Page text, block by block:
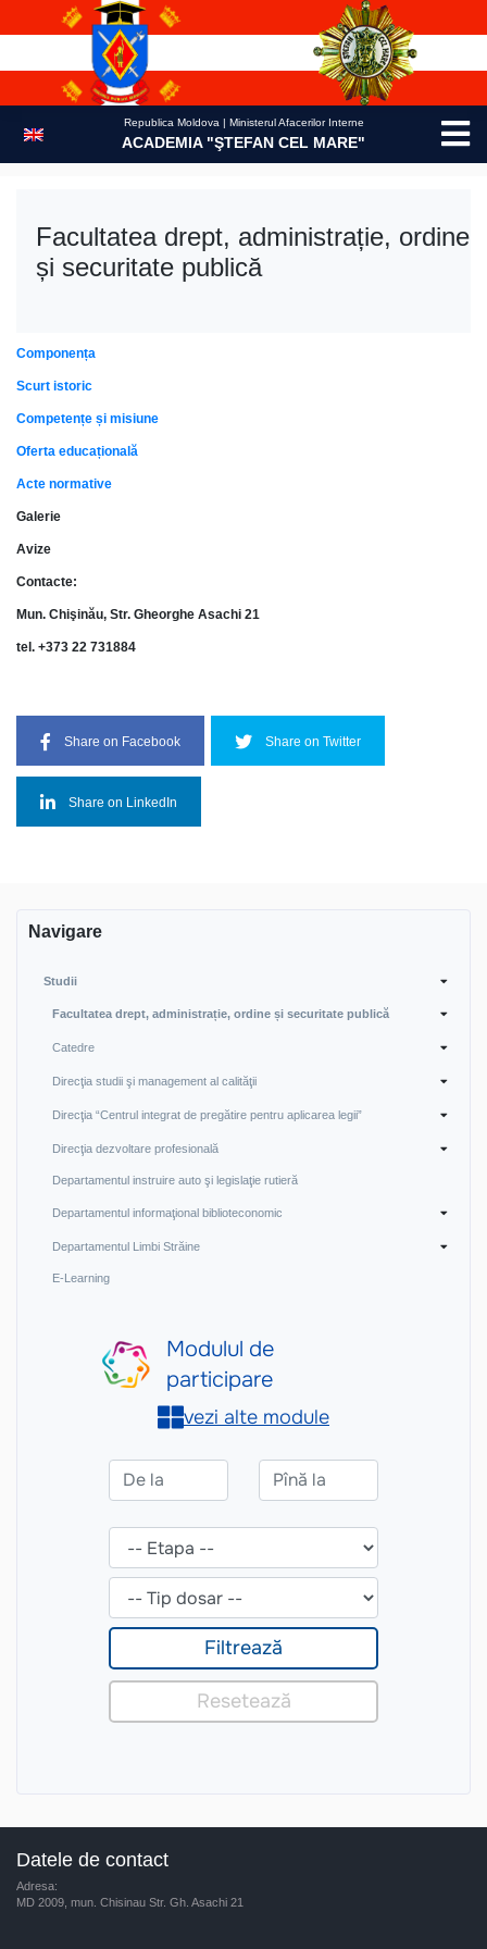
Republica Moldova | Ministerul Afacerilor Interne
ACADEMIA "ŞTEFAN CEL MARE"
Facultatea drept, administrație, ordine
și securitate publică
Componența
Scurt istoric
Competențe și misiune
Oferta educațională
Acte normative
Galerie
Avize
Contacte:
Mun. Chişinău, Str. Gheorghe Asachi 21
tel. +373 22 731884
Share on Facebook Share on Twitter
Share on LinkedIn
Navigare
Studii
Facultatea drept, administrație, ordine și securitate publică
Catedre
Direcţia studii şi management al calităţii
Direcţia “Centrul integrat de pregătire pentru aplicarea legii”
Direcţia dezvoltare profesională
Departamentul instruire auto şi legislaţie rutieră
Departamentul informaţional biblioteconomic
Departamentul Limbi Străine
E-Learning
Datele de contact
Adresa:
MD 2009, mun. Chisinau Str. Gh. Asachi 21